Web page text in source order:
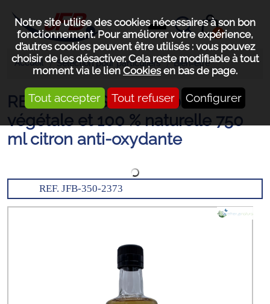
Notre site utilise des cookies nécessaires à son bon
fonctionnement. Pour améliorer votre expérience,
d’autres cookies peuvent être utilisés : vous pouvez
choisir de les désactiver. Cela reste modifiable à tout
moment via le lien Cookiesen bas de page.
Tout accepter Tout refuser Configurer
0
Accueil Sélection pour particuliers Bien-être
RECHARGE Solution 100 %
végétale et 100 % naturelle 750
ml citron anti-oxydante
REF. JFB-350-2373